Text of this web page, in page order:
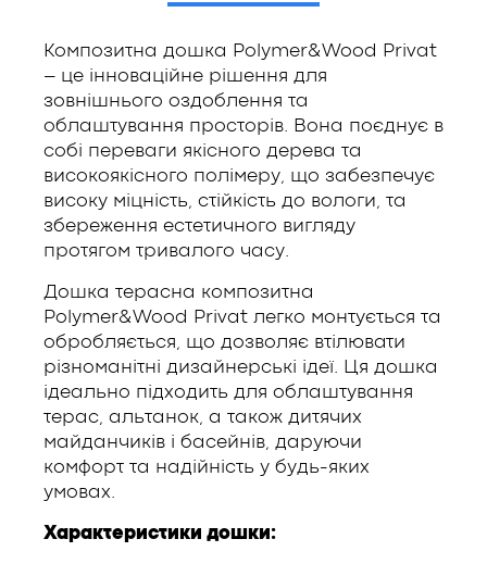
Композитна дошка Polymer&Wood Privat
– це інноваційне рішення для
зовнішнього оздоблення та
облаштування просторів. Вона поєднує в
собі переваги якісного дерева та
високоякісного полімеру, що забезпечує
високу міцність, стійкість до вологи, та
збереження естетичного вигляду
протягом тривалого часу.
Дошка терасна композитна
Polymer&Wood Privat легко монтується та
обробляється, що дозволяє втілювати
різноманітні дизайнерські ідеї. Ця дошка
ідеально підходить для облаштування
терас, альтанок, а також дитячих
майданчиків і басейнів, даруючи
комфорт та надійність у будь-яких
умовах.
Характеристики дошки: